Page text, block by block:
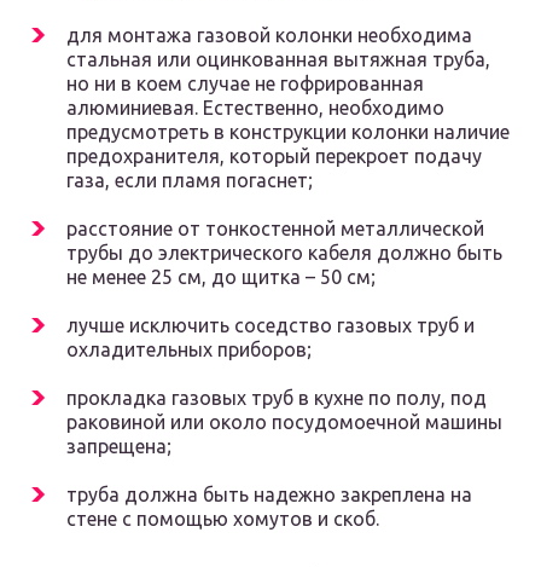
для монтажа газовой колонки необходима
стальная или оцинкованная вытяжная труба,
но ни в коем случае не гофрированная
алюминиевая. Естественно, необходимо
предусмотреть в конструкции колонки наличие
предохранителя, который перекроет подачу
газа, если пламя погаснет;
расстояние от тонкостенной металлической
трубы до электрического кабеля должно быть
не менее 25 см, до щитка – 50 см;
лучше исключить соседство газовых труб и
охладительных приборов;
прокладка газовых труб в кухне по полу, под
раковиной или около посудомоечной машины
запрещена;
труба должна быть надежно закреплена на
стене с помощью хомутов и скоб.